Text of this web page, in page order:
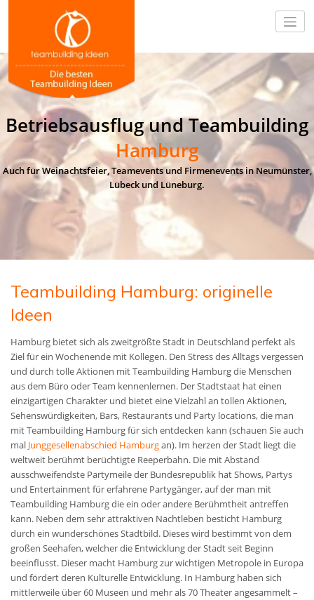
Betriebsausflug und Teambuilding
Hamburg
Auch für Weinachtsfeier, Teamevents und Firmenevents in Neumünster,
Lübeck und Lüneburg.
Teambuilding Hamburg: originelle
Ideen
Hamburg bietet sich als zweitgrößte Stadt in Deutschland perfekt als
Ziel für ein Wochenende mit Kollegen. Den Stress des Alltags vergessen
und durch tolle Aktionen mit Teambuilding Hamburg die Menschen
aus dem Büro oder Team kennenlernen. Der Stadtstaat hat einen
einzigartigen Charakter und bietet eine Vielzahl an tollen Aktionen,
Sehenswürdigkeiten, Bars, Restaurants und Party locations, die man
mit Teambuilding Hamburg für sich entdecken kann (schauen Sie auch
mal Junggesellenabschied Hamburgan). Im herzen der Stadt liegt die
weltweit berühmt berüchtigte Reeperbahn. Die mit Abstand
ausschweifendste Partymeile der Bundesrepublik hat Shows, Partys
und Entertainment für erfahrene Partygänger, auf der man mit
Teambuilding Hamburg die ein oder andere Berühmtheit antreffen
kann. Neben dem sehr attraktiven Nachtleben besticht Hamburg
durch ein wunderschönes Stadtbild. Dieses wird bestimmt von dem
großen Seehafen, welcher die Entwicklung der Stadt seit Beginn
beeinflusst. Dieser macht Hamburg zur wichtigen Metropole in Europa
und fördert deren Kulturelle Entwicklung. In Hamburg haben sich
mittlerweile über 60 Museen und mehr als 70 Theater angesammelt –